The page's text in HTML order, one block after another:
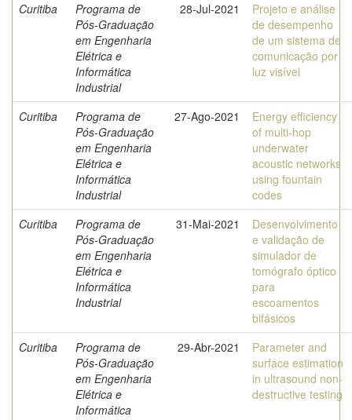
Curitiba
Programa de
Pós-Graduação
em Engenharia
Elétrica e
Informática
Industrial
28-Jul-2021
Projeto e análise
de desempenho
de um sistema de
comunicação por
luz visível
Curitiba
Programa de
Pós-Graduação
em Engenharia
Elétrica e
Informática
Industrial
27-Ago-2021
Energy efficiency
of multi-hop
underwater
acoustic networks
using fountain
codes
Curitiba
Programa de
Pós-Graduação
em Engenharia
Elétrica e
Informática
Industrial
31-Mai-2021
Desenvolvimento
e validação de
simulador de
tomógrafo óptico
para
escoamentos
bifásicos
Curitiba
Programa de
Pós-Graduação
em Engenharia
Elétrica e
Informática
29-Abr-2021
Parameter and
surface estimation
in ultrasound non-
destructive testing